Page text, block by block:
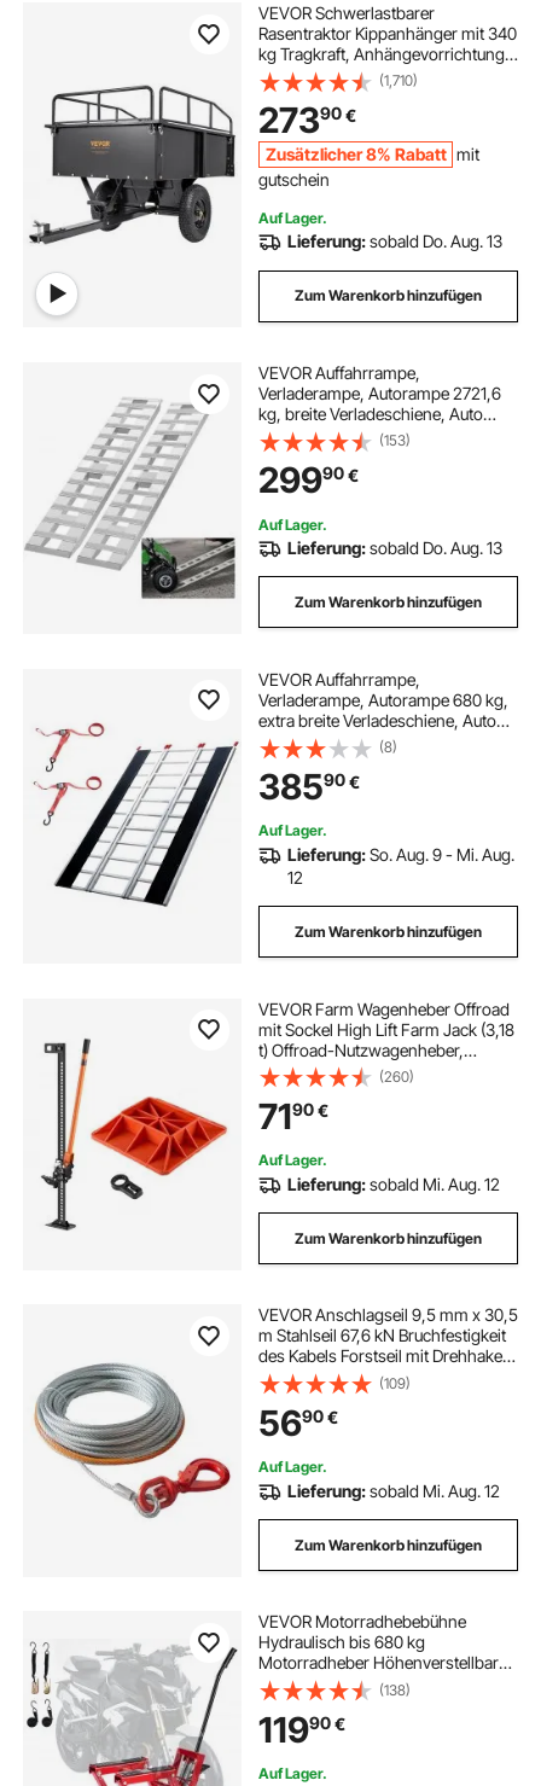
VEVOR Schwerlastbarer
Rasentraktor Kippanhänger mit 340
kg Tragkraft, Anhängevorrichtung
mit Kippbarer Ladefläche,
Anhänger mit abklappbaren
Seitenwänden, Schwarzer ATV
UTV Kippanhänger Anhänger
(1,710)
27390€
Zusätzlicher 8% Rabatt mit
gutschein
Auf Lager.
Lieferung:sobald Do. Aug. 13
Zum Warenkorb hinzufügen
VEVOR Auffahrrampe,
Verladerampe, Autorampe 2721,6
kg, breite Verladeschiene, Auto
Laderampe 183 x 38 cm, 2 Stk.
Rampen, für Motorrad, Anhänger,
ATV, UTV, Gartentraktor,
Rasenmäher, Dirtbike usw.
(153)
29990€
Auf Lager.
Lieferung:sobald Do. Aug. 13
Zum Warenkorb hinzufügen
VEVOR Auffahrrampe,
Verladerampe, Autorampe 680 kg,
extra breite Verladeschiene, Auto
Laderampe 2160 x 1375 mm,
Dreifach faltbare Rampe, für
Motorrad, Anhänger, ATV, UTV,
Gartentraktor, Rasenmäher
(8)
38590€
Auf Lager.
Lieferung:So. Aug. 9 - Mi. Aug.
12
Zum Warenkorb hinzufügen
VEVOR Farm Wagenheber Offroad
mit Sockel High Lift Farm Jack (3,18
t) Offroad-Nutzwagenheber,
Stoßstangenheber
Hochleistungshebebühnen mit
130,1–1079,5 mm Hubbereich für
Traktor Lkw SUV
(260)
7190€
Auf Lager.
Lieferung:sobald Mi. Aug. 12
Zum Warenkorb hinzufügen
VEVOR Anschlagseil 9,5 mm x 30,5
m Stahlseil 67,6 kN Bruchfestigkeit
des Kabels Forstseil mit Drehhaken
Hebeseil Drahtseil Abschleppseil
Ideal für ATVs UTVs Autos SUVs
oder große Geländewagen
(109)
5690€
Auf Lager.
Lieferung:sobald Mi. Aug. 12
Zum Warenkorb hinzufügen
VEVOR Motorradhebebühne
Hydraulisch bis 680 kg
Motorradheber Höhenverstellbar
115–385 mm Hebeplattform mit 4
Rädern und Fußbedienung
Hebeständer Ideal für ATVs
Dirtbikes Straßenmotorräder Rot
(138)
11990€
Auf Lager.